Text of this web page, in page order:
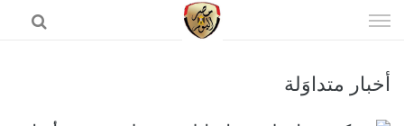
الى
أخبار متداوَلة